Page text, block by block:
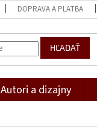
DOPRAVA A PLATBA
HĽADAŤ
Autori a dizajny